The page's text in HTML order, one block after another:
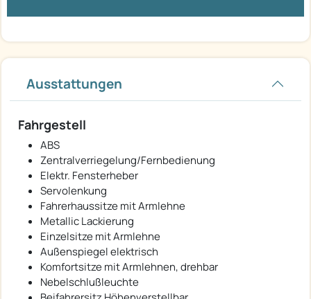
Ausstattungen
Fahrgestell
ABS
Zentralverriegelung/Fernbedienung
Elektr. Fensterheber
Servolenkung
Fahrerhaussitze mit Armlehne
Metallic Lackierung
Einzelsitze mit Armlehne
Außenspiegel elektrisch
Komfortsitze mit Armlehnen, drehbar
Nebelschlußleuchte